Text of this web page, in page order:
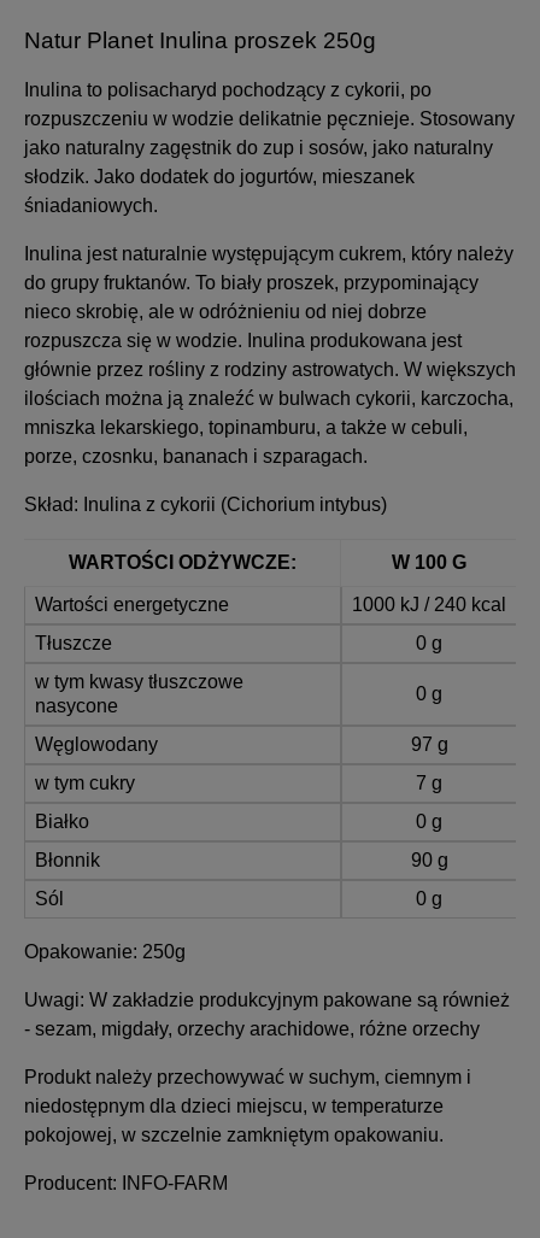
Natur Planet Inulina proszek 250g
Inulina to polisacharyd pochodzący z cykorii, po
rozpuszczeniu w wodzie delikatnie pęcznieje. Stosowany
jako naturalny zagęstnik do zup i sosów, jako naturalny
słodzik. Jako dodatek do jogurtów, mieszanek
śniadaniowych.
Inulina jest naturalnie występującym cukrem, który należy
do grupy fruktanów. To biały proszek, przypominający
nieco skrobię, ale w odróżnieniu od niej dobrze
rozpuszcza się w wodzie. Inulina produkowana jest
głównie przez rośliny z rodziny astrowatych. W większych
ilościach można ją znaleźć w bulwach cykorii, karczocha,
mniszka lekarskiego, topinamburu, a także w cebuli,
porze, czosnku, bananach i szparagach.
Skład: Inulina z cykorii (Cichorium intybus)
WARTOŚCI ODŻYWCZE: W 100 G
Wartości energetyczne
1000 kJ / 240 kcal
Tłuszcze
0 g
w tym kwasy tłuszczowe
nasycone
0 g
Węglowodany
97 g
w tym cukry
7 g
Białko
0 g
Błonnik
90 g
Sól
0 g
Opakowanie: 250g
Uwagi: W zakładzie produkcyjnym pakowane są również
- sezam, migdały, orzechy arachidowe, różne orzechy
Produkt należy przechowywać w suchym, ciemnym i
niedostępnym dla dzieci miejscu, w temperaturze
pokojowej, w szczelnie zamkniętym opakowaniu.
Producent: INFO-FARM